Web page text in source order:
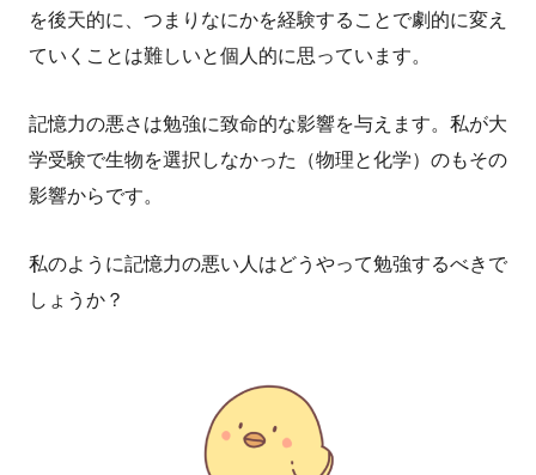
を後天的に、つまりなにかを経験することで劇的に変え
ていくことは難しいと個人的に思っています。
記憶力の悪さは勉強に致命的な影響を与えます。私が大
学受験で生物を選択しなかった（物理と化学）のもその
影響からです。
私のように記憶力の悪い人はどうやって勉強するべきで
しょうか？